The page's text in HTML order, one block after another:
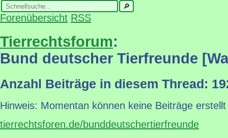
Forenübersicht RSS
Tierrechtsforum:
Bund deutscher Tierfreunde
Anzahl Beiträge in diesem Thread:
Hinweis: Momentan können keine Beiträge
tierrechtsforen.de/bunddeutschertierfreunde